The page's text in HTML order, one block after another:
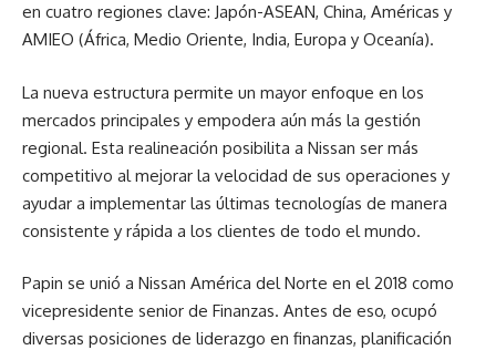
en cuatro regiones clave: Japón-ASEAN, China, Américas y
AMIEO (África, Medio Oriente, India, Europa y Oceanía).
La nueva estructura permite un mayor enfoque en los
mercados principales y empodera aún más la gestión
regional. Esta realineación posibilita a Nissan ser más
competitivo al mejorar la velocidad de sus operaciones y
ayudar a implementar las últimas tecnologías de manera
consistente y rápida a los clientes de todo el mundo.
Papin se unió a Nissan América del Norte en el 2018 como
vicepresidente senior de Finanzas. Antes de eso, ocupó
diversas posiciones de liderazgo en finanzas, planificación